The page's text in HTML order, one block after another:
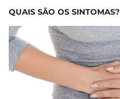
QUAIS SÃO OS SINTOMAS?